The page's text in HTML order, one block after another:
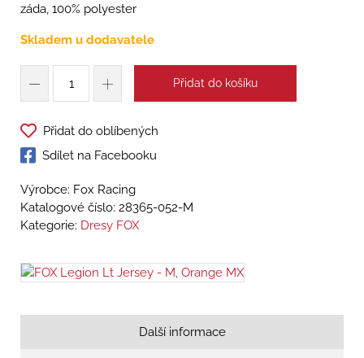
záda, 100% polyester
Skladem u dodavatele
Přidat do košíku
Přidat do oblíbených
Sdílet na Facebooku
Výrobce: Fox Racing
Katalogové číslo: 28365-052-M
Kategorie: Dresy FOX
Další informace